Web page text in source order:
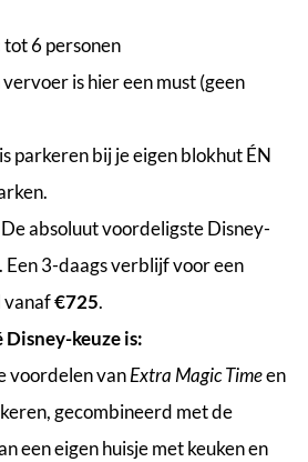
tot 6 personen
is hier een must (geen
parkeren bij je eigen blokhut ÉN
De absoluut voordeligste Disney-
3-daags verblijf voor een
vanaf€725.
keuze is:
voordelen vanExtra Magic Timeen
gecombineerd met de
een eigen huisje met keuken en